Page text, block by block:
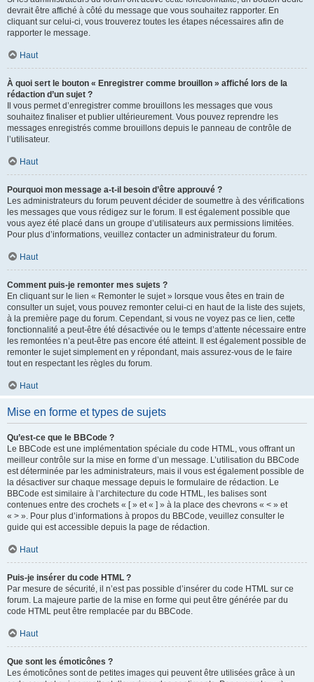
devrait être affiché à côté du message que vous souhaitez rapporter. En
cliquant sur celui-ci, vous trouverez toutes les étapes nécessaires afin de
rapporter le message.
Haut
À quoi sert le bouton « Enregistrer comme brouillon » affiché lors de la
rédaction d’un sujet ?
Il vous permet d’enregistrer comme brouillons les messages que vous
souhaitez finaliser et publier ultérieurement. Vous pouvez reprendre les
messages enregistrés comme brouillons depuis le panneau de contrôle de
l’utilisateur.
Haut
Pourquoi mon message a-t-il besoin d’être approuvé ?
Les administrateurs du forum peuvent décider de soumettre à des vérifications
les messages que vous rédigez sur le forum. Il est également possible que
vous ayez été placé dans un groupe d’utilisateurs aux permissions limitées.
Pour plus d’informations, veuillez contacter un administrateur du forum.
Haut
Comment puis-je remonter mes sujets ?
En cliquant sur le lien « Remonter le sujet » lorsque vous êtes en train de
consulter un sujet, vous pouvez remonter celui-ci en haut de la liste des sujets,
à la première page du forum. Cependant, si vous ne voyez pas ce lien, cette
fonctionnalité a peut-être été désactivée ou le temps d’attente nécessaire entre
les remontées n’a peut-être pas encore été atteint. Il est également possible de
remonter le sujet simplement en y répondant, mais assurez-vous de le faire
tout en respectant les règles du forum.
Haut
Mise en forme et types de sujets
Qu’est-ce que le BBCode ?
Le BBCode est une implémentation spéciale du code HTML, vous offrant un
meilleur contrôle sur la mise en forme d’un message. L’utilisation du BBCode
est déterminée par les administrateurs, mais il vous est également possible de
la désactiver sur chaque message depuis le formulaire de rédaction. Le
BBCode est similaire à l’architecture du code HTML, les balises sont
contenues entre des crochets « [ » et « ] » à la place des chevrons « < » et
« > ». Pour plus d’informations à propos du BBCode, veuillez consulter le
guide qui est accessible depuis la page de rédaction.
Haut
Puis-je insérer du code HTML ?
Par mesure de sécurité, il n’est pas possible d’insérer du code HTML sur ce
forum. La majeure partie de la mise en forme qui peut être générée par du
code HTML peut être remplacée par du BBCode.
Haut
Que sont les émoticônes ?
Les émoticônes sont de petites images qui peuvent être utilisées grâce à un